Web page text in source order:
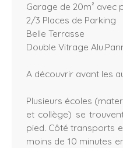
Garage de 20m² avec
2/3 Places de Parking
Belle Terrasse
Double Vitrage
A découvrir avant les
Plusieurs écoles
et collège) se
pied. Côté transports
moins de 10 minutes